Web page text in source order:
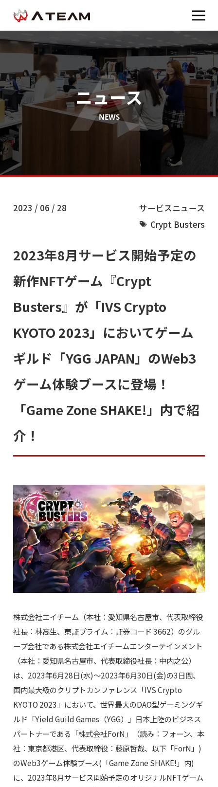
ニュース
NEWS
2023 / 06 / 28
サービスニュース
Crypt Busters
2023年8月サービス開始予定の
新作NFTゲーム『Crypt
Busters』が「IVS Crypto
KYOTO 2023」においてゲーム
ギルド「YGG JAPAN」のWeb3
ゲーム体験ブースに登場！
「Game Zone SHAKE!」内で紹
介！
株式会社エイチーム（本社：愛知県名古屋市、代表取締役
社長：林高生、東証プライム：証券コード 3662）のグル
ープ会社である株式会社エイチームエンターテインメント
（本社：愛知県名古屋市、代表取締役社長：中内之公）
は、2023年6月28日(水)～2023年6月30日(金)の3日間、
国内最大級のクリプトカンファレンス「IVS Crypto
KYOTO 2023」において、世界最大のDAO型ゲーミングギ
ルド「Yield Guild Games（YGG）」日本上陸のビジネス
パートナーである「株式会社ForN」（読み：フォーン、本
社：東京都港区、代表取締役：藤原哲哉、以下「ForN」)
のWeb3ゲーム体験ブース(「Game Zone SHAKE!」内)
に、2023年8月サービス開始予定のオリジナルNFTゲーム